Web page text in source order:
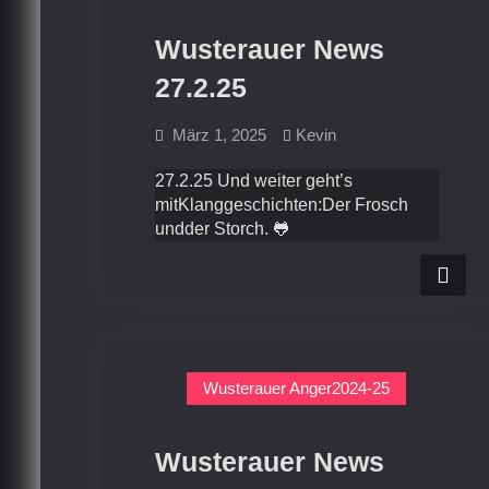
Wusterauer News
27.2.25
März 1, 2025 Kevin
27.2.25 Und weiter geht’s
mitKlanggeschichten:Der Frosch
undder Storch. 🐸
Wusterauer Anger2024-25
Wusterauer News